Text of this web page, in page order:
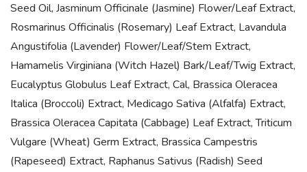
Seed Oil, Jasminum Officinale (Jasmine) Flower/Leaf Extract,
Rosmarinus Officinalis (Rosemary) Leaf Extract, Lavandula
Angustifolia (Lavender) Flower/Leaf/Stem Extract,
Hamamelis Virginiana (Witch Hazel) Bark/Leaf/Twig Extract,
Eucalyptus Globulus Leaf Extract, Cal, Brassica Oleracea
Italica (Broccoli) Extract, Medicago Sativa (Alfalfa) Extract,
Brassica Oleracea Capitata (Cabbage) Leaf Extract, Triticum
Vulgare (Wheat) Germ Extract, Brassica Campestris
(Rapeseed) Extract, Raphanus Sativus (Radish) Seed